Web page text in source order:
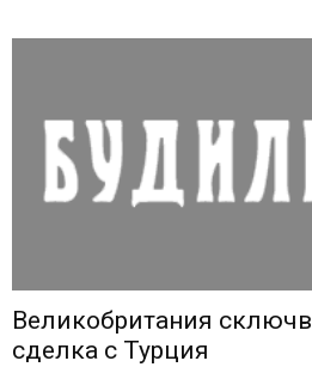
Великобритания
сделка с Турция